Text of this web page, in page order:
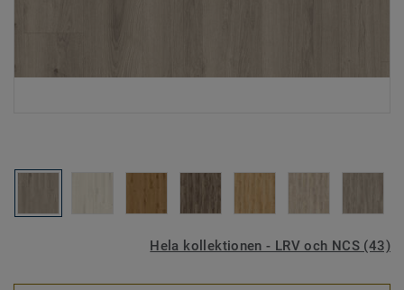
Hela kollektionen - LRV och NCS (43)